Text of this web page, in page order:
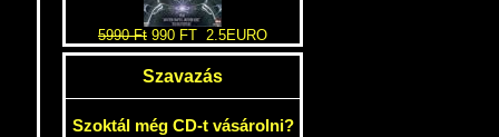
5990 Ft 990 FT 2.5EURO
Szavazás
Szoktál még CD-t vásárolni?